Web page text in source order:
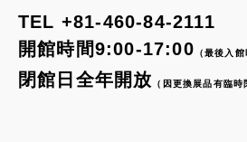
TEL +81-460-84-2111
開館時間9:00-17:00 （最後入
閉館日全年開放 （因更換展品有臨時